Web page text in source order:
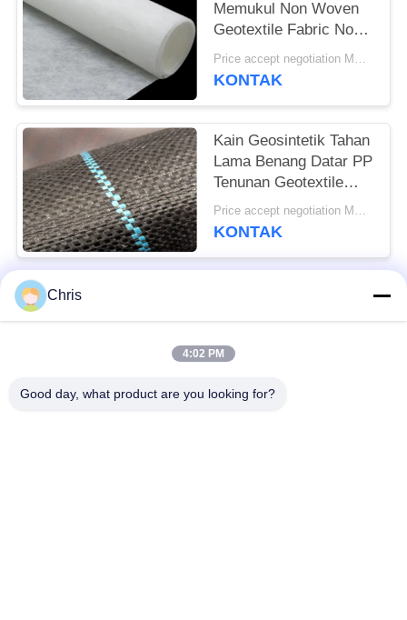
Memukul Non Woven
Geotextile Fabric Non
Woven Anti - OksidasiPrice accept negotiation MOQ:100sq.m
KONTAK
Kain Geosintetik Tahan
Lama Benang Datar PP
Tenunan Geotextile
Untuk Mencegah
Tumbuh Rumput
Price accept negotiation MOQ:1000 sq.m.
KONTAK
Bad Request
Chris
4:02 PM
Good day, what product are you looking for?